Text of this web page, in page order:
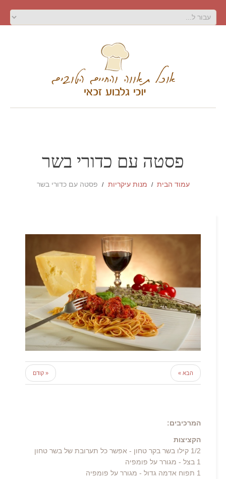
פסטה עם כדורי בשר
עמוד הבית מנות עיקריות פסטה עם כדורי בשר
« קודם הבא »
המרכיבים:
הקציצות
1/2 קילו בשר בקר טחון - אפשר כל תערובת של בשר טחון
1 בצל - מגורר על פומפיה
1 תפוח אדמה גדול - מגורר על פומפיה